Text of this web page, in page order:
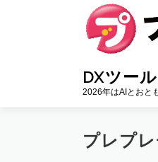
DXツー
2026年はAIとおと
プレプ